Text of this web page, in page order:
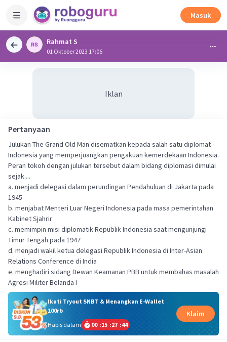
Masuk
Rahmat S
01 Oktober 2023 17:06
Iklan
Pertanyaan
Julukan The Grand Old Man disematkan kepada salah satu diplomat
Indonesia yang memperjuangkan pengakuan kemerdekaan Indonesia.
Peran tokoh dengan julukan tersebut dalam bidang diplomasi dimulai
sejak....
a. menjadi delegasi dalam perundingan Pendahuluan di Jakarta pada
1945
b. menjabat Menteri Luar Negeri Indonesia pada masa pemerintahan
Kabinet Sjahrir
c. memimpin misi diplomatik Republik Indonesia saat mengunjungi
Timur Tengah pada 1947
d. menjadi wakil ketua delegasi Republik Indonesia di Inter-Asian
Relations Conference di India
e. menghadiri sidang Dewan Keamanan PBB untuk membahas masalah
Agresi Militer Belanda I
Ikuti Tryout SNBT & Menangkan E-Wallet
100rb
Habis dalam
00 :15 :27 :44
Klaim